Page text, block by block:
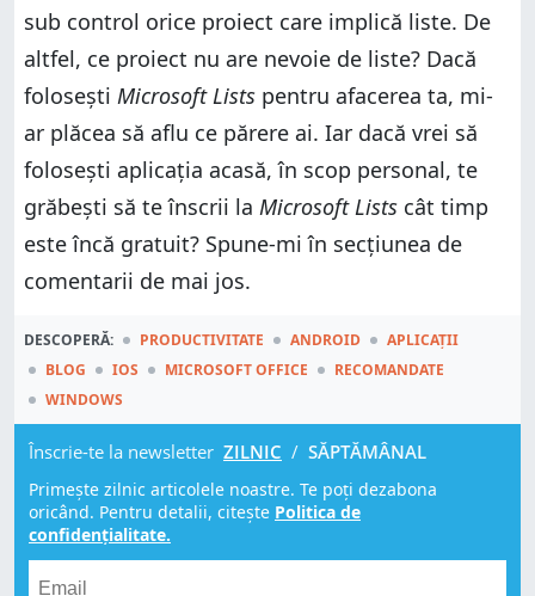
sub control orice proiect care implică liste. De
altfel, ce proiect nu are nevoie de liste? Dacă
folosești Microsoft Lists pentru afacerea ta, mi-
ar plăcea să aflu ce părere ai. Iar dacă vrei să
folosești aplicația acasă, în scop personal, te
grăbești să te înscrii la Microsoft Lists cât timp
este încă gratuit? Spune-mi în secțiunea de
comentarii de mai jos.
DESCOPERĂ: PRODUCTIVITATE ANDROID
APLICAȚII
BLOG
IOS MICROSOFT OFFICE
RECOMANDATE
WINDOWS
Înscrie-te la newsletter ZILNIC / SĂPTĂMÂNAL
Primește zilnic articolele noastre. Te poți dezabona
oricând. Pentru detalii, citește Politica de
confidențialitate.